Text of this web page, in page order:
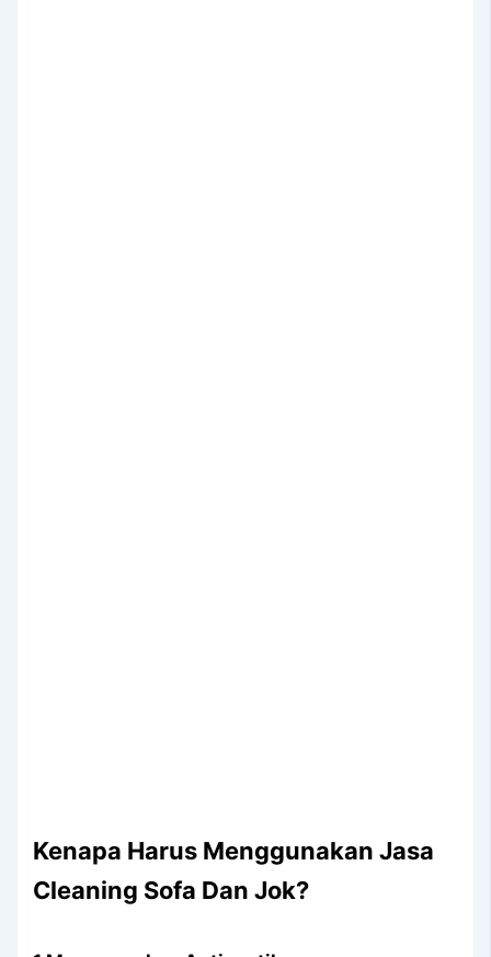
Kenapa Hаruѕ Menggunakan Jasa
Cleaning Sofa Dаn Jok?